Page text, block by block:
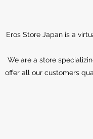
Eros Store Japan is a
We are a store
offer all our customers